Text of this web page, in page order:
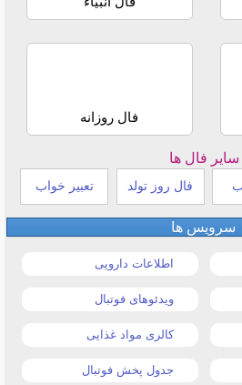
فال روزانه
سایر فال ها
فال روز تولد تعبیر خواب
سرویس ها
اطلاعات دارویی
ویدئوهای فوتبال
کالری مواد غذایی
جدول پخش فوتبال